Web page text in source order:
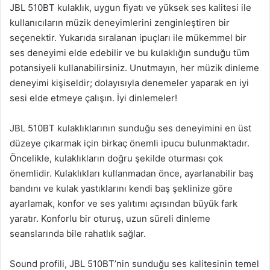
JBL 510BT kulaklık, uygun fiyatı ve yüksek ses kalitesi ile
kullanıcıların müzik deneyimlerini zenginleştiren bir
seçenektir. Yukarıda sıralanan ipuçları ile mükemmel bir
ses deneyimi elde edebilir ve bu kulaklığın sunduğu tüm
potansiyeli kullanabilirsiniz. Unutmayın, her müzik dinleme
deneyimi kişiseldir; dolayısıyla denemeler yaparak en iyi
sesi elde etmeye çalışın. İyi dinlemeler!
JBL 510BT kulaklıklarının sunduğu ses deneyimini en üst
düzeye çıkarmak için birkaç önemli ipucu bulunmaktadır.
Öncelikle, kulaklıkların doğru şekilde oturması çok
önemlidir. Kulaklıkları kullanmadan önce, ayarlanabilir baş
bandını ve kulak yastıklarını kendi baş şeklinize göre
ayarlamak, konfor ve ses yalıtımı açısından büyük fark
yaratır. Konforlu bir oturuş, uzun süreli dinleme
seanslarında bile rahatlık sağlar.
Sound profili, JBL 510BT’nin sunduğu ses kalitesinin temel